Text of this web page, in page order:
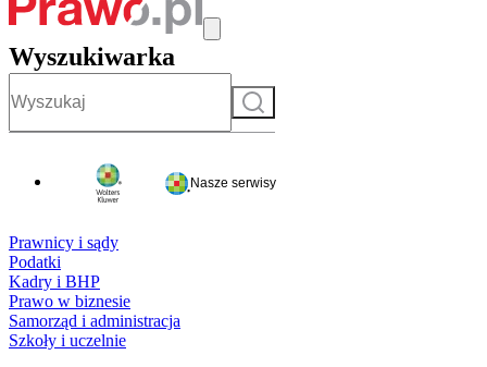
Wyszukiwarka
Szukaj
Nasze serwisy
Prawnicy i sądy
Podatki
Kadry i BHP
Prawo w biznesie
Samorząd i administracja
Szkoły i uczelnie